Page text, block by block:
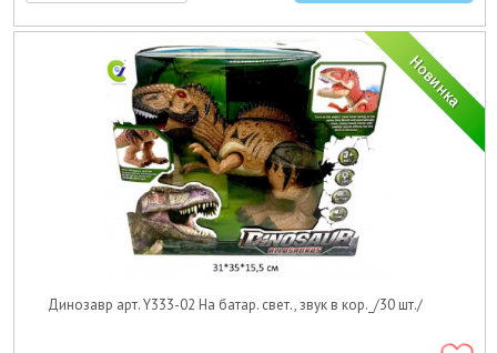
Динозавр арт. Y333-02 На батар. свет., звук в кор._/30 шт./